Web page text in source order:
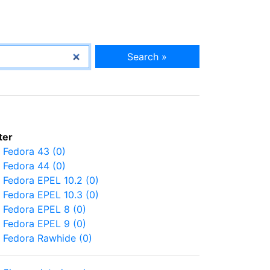
Search »
Fedora 43 (0)
Fedora 44 (0)
Fedora EPEL 10.2 (0)
Fedora EPEL 10.3 (0)
Fedora EPEL 8 (0)
Fedora EPEL 9 (0)
Fedora Rawhide (0)